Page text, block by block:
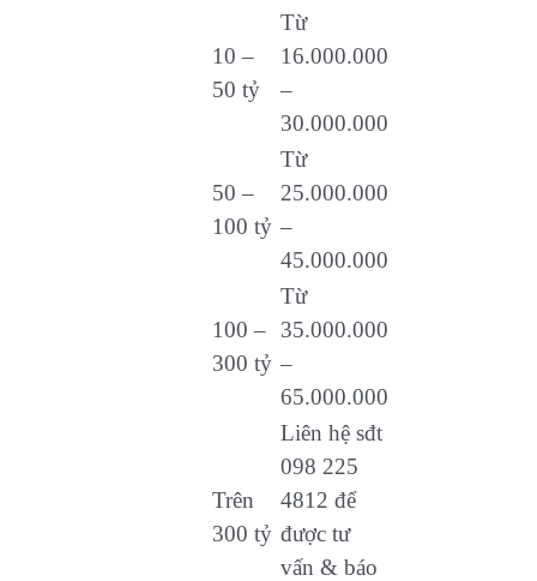
10 –
50 tỷ
Từ
16.000.000
–
30.000.000
50 –
100 tỷ
Từ
25.000.000
–
45.000.000
100 –
300 tỷ
Từ
35.000.000
–
65.000.000
Trên
300 tỷ
Liên hệ sđt
098 225
4812 để
được tư
vấn & báo